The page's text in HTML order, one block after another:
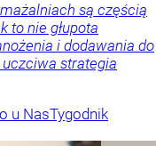
są częścią
to nie głupota
i dodawania do
uczciwa strategia
u NasTygodnik